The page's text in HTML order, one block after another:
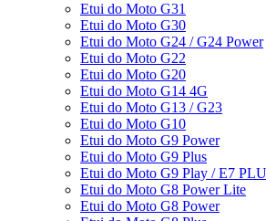
Etui do Moto G31
Etui do Moto G30
Etui do Moto G24 / G24 Power
Etui do Moto G22
Etui do Moto G20
Etui do Moto G14 4G
Etui do Moto G13 / G23
Etui do Moto G10
Etui do Moto G9 Power
Etui do Moto G9 Plus
Etui do Moto G9 Play / E7
Etui do Moto G8 Power Lite
Etui do Moto G8 Power